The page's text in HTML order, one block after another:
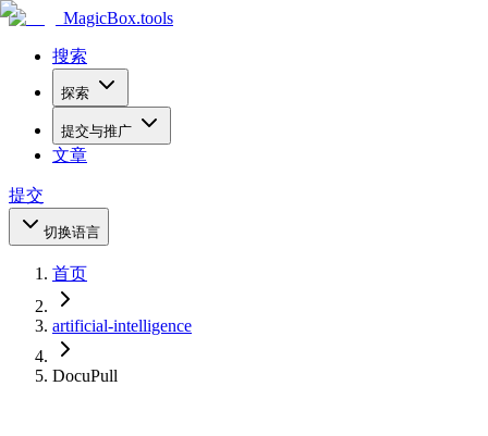
MagicBox.tools
搜索
探索
提交与推广
文章
提交
切换语言
首页
artificial-intelligence
DocuPull